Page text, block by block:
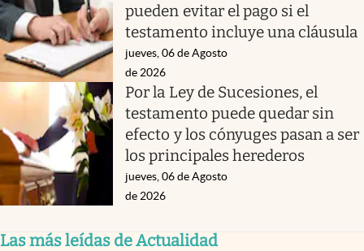
pueden evitar el pago si el
testamento incluye una cláusula
jueves, 06 de Agosto
de 2026
Por la Ley de Sucesiones, el
testamento puede quedar sin
efecto y los cónyuges pasan a ser
los principales herederos
jueves, 06 de Agosto
de 2026
Las más leídas de Actualidad